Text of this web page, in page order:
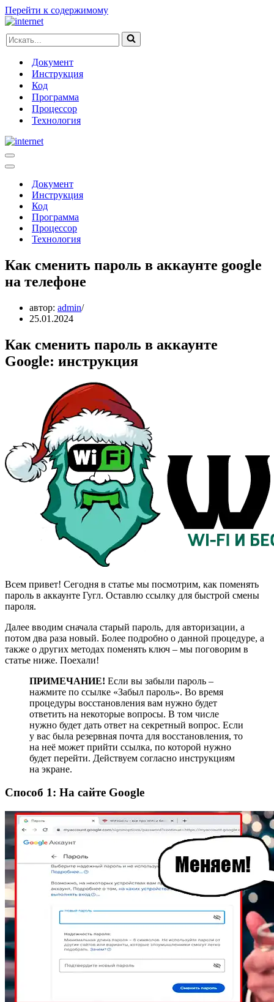
Перейти к содержимому
Искать...
Документ
Инструкция
Код
Программа
Процессор
Технология
Меню
навигации
Меню
навигацииДокумент
Инструкция
Код
Программа
Процессор
Технология
Как сменить пароль в аккаунте google
на телефоне
автор: admin
25.01.2024
Как сменить пароль в аккаунте
Google: инструкция
Всем привет! Сегодня в статье мы посмотрим, как поменять
пароль в аккаунте Гугл. Оставлю ссылку для быстрой смены
пароля.
Далее вводим сначала старый пароль, для авторизации, а
потом два раза новый. Более подробно о данной процедуре, а
также о других методах поменять ключ – мы поговорим в
статье ниже. Поехали!
ПРИМЕЧАНИЕ! Если вы забыли пароль –
нажмите по ссылке «Забыл пароль». Во время
процедуры восстановления вам нужно будет
ответить на некоторые вопросы. В том числе
нужно будет дать ответ на секретный вопрос. Если
у вас была резервная почта для восстановления, то
на неё может прийти ссылка, по которой нужно
будет перейти. Действуем согласно инструкциям
на экране.
Способ 1: На сайте Google